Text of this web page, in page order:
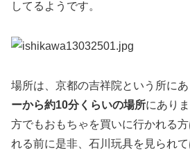
してるようです。
場所は、京都の吉祥院という所にあ
ーから約10分くらいの場所にあり
方でもおもちゃを買いに行かれる
れる前に是非、石川玩具を見られ